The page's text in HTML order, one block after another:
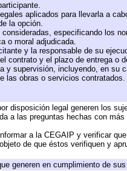
aplicados para llevarla a
la opción.
especificando los
o moral adjudicada.
y la responsable de su
contrato y el plazo de entrega o
y supervisión, incluyendo, en su
las obras o servicios contratados.
disposición legal generen los
a las preguntas hechas con
a la CEGAIP y verificar
de que éstos verifiquen y
generen en cumplimiento de